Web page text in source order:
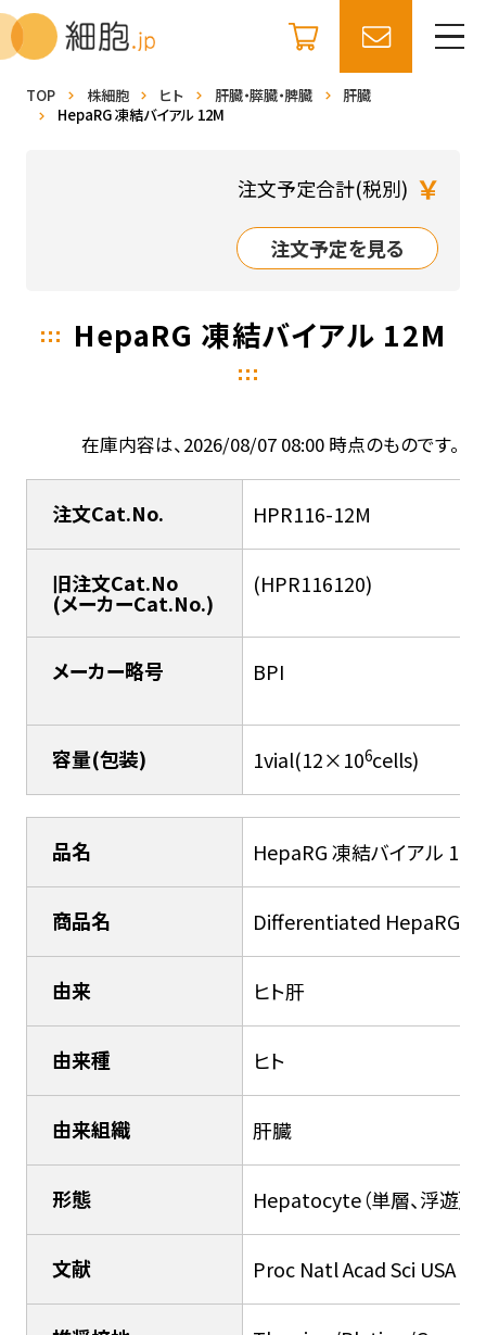
TOP 株細胞 ヒト 肝臓・膵臓・脾臓
肝臓
HepaRG 凍結バイアル 12M
注文予定合計(税別) ￥
注文予定を見る
HepaRG 凍結バイアル 12M
在庫内容は、2026/08/07 08:00 時点のものです。
注文Cat.No. HPR116-12M
旧注文Cat.No
(メーカーCat.No.)
(HPR116120)
メーカー略号 BPI
容量(包装) 1vial(12×106cells)
品名 HepaRG 凍結バイアル 12M
商品名 Differentiated HepaRG®
由来 ヒト肝
由来種 ヒト
由来組織 肝臓
形態 Hepatocyte（単層、浮遊）
文献 Proc Natl Acad Sci USA